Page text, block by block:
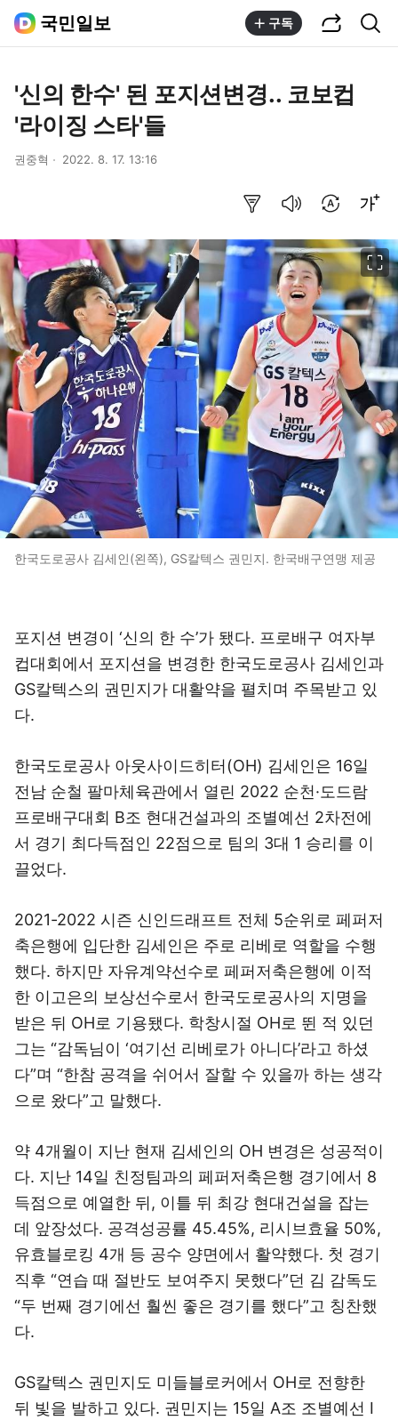
국민일보 구독
'신의 한수' 된 포지션변경.. 코보컵
'라이징 스타'들
권중혁 2022. 8. 17. 13:16
한국도로공사 김세인(왼쪽), GS칼텍스 권민지. 한국배구연맹 제공
포지션 변경이 ‘신의 한 수’가 됐다. 프로배구 여자부
컵대회에서 포지션을 변경한 한국도로공사 김세인과
GS칼텍스의 권민지가 대활약을 펼치며 주목받고 있
다.
한국도로공사 아웃사이드히터(OH) 김세인은 16일
전남 순철 팔마체육관에서 열린 2022 순천·도드람
프로배구대회 B조 현대건설과의 조별예선 2차전에
서 경기 최다득점인 22점으로 팀의 3대 1 승리를 이
끌었다.
2021-2022 시즌 신인드래프트 전체 5순위로 페퍼저
축은행에 입단한 김세인은 주로 리베로 역할을 수행
했다. 하지만 자유계약선수로 페퍼저축은행에 이적
한 이고은의 보상선수로서 한국도로공사의 지명을
받은 뒤 OH로 기용됐다. 학창시절 OH로 뛴 적 있던
그는 “감독님이 ‘여기선 리베로가 아니다’라고 하셨
다”며 “한참 공격을 쉬어서 잘할 수 있을까 하는 생각
으로 왔다”고 말했다.
약 4개월이 지난 현재 김세인의 OH 변경은 성공적이
다. 지난 14일 친정팀과의 페퍼저축은행 경기에서 8
득점으로 예열한 뒤, 이틀 뒤 최강 현대건설을 잡는
데 앞장섰다. 공격성공률 45.45%, 리시브효율 50%,
유효블로킹 4개 등 공수 양면에서 활약했다. 첫 경기
직후 “연습 때 절반도 보여주지 못했다”던 김 감독도
“두 번째 경기에선 훨씬 좋은 경기를 했다”고 칭찬했
다.
GS칼텍스 권민지도 미들블로커에서 OH로 전향한
뒤 빛을 발하고 있다. 권민지는 15일 A조 조별예선 I